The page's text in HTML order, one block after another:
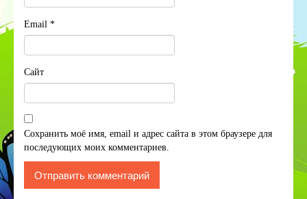
Email *
Сайт
Сохранить моё имя, email и адрес сайта в этом браузере для
последующих моих комментариев.